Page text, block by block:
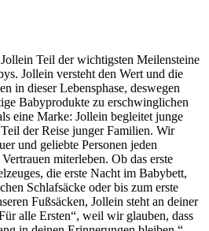
Teil der wichtigsten Meilensteine
Jollein versteht den Wert und die
in dieser Lebensphase, deswegen
Babyprodukte zu erschwinglichen
eine Marke: Jollein begleitet junge
der Reise junger Familien. Wir
und geliebte Personen jeden
miterleben. Ob das erste
die erste Nacht im Babybett,
Schlafsäcke oder bis zum erste
Fußsäcken, Jollein steht an deiner
alle Ersten“, weil wir glauben, dass